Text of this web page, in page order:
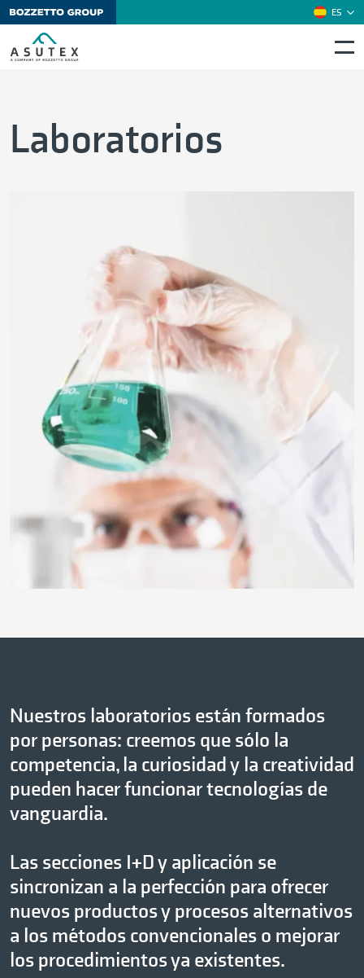
ES
Laboratorios
Nuestros laboratorios están formados
por personas: creemos que sólo la
competencia, la curiosidad y la creatividad
pueden hacer funcionar tecnologías de
vanguardia.
Las secciones I+D y aplicación se
sincronizan a la perfección para ofrecer
nuevos productos y procesos alternativos
a los métodos convencionales o mejorar
los procedimientos ya existentes.